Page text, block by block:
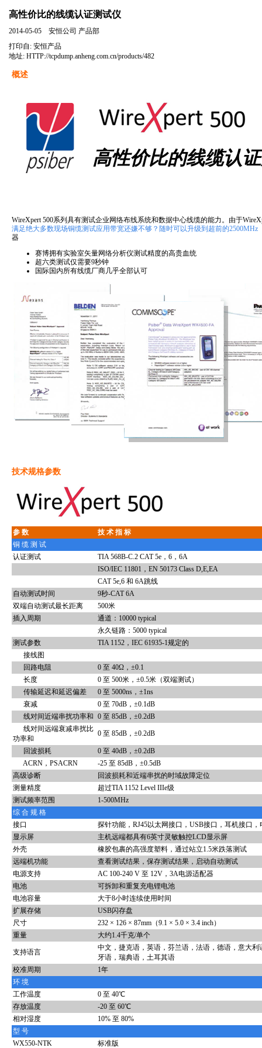
高性价比的线缆认证测试仪
2014-05-05 安恒公司 产品部
打印自: 安恒产品
地址: HTTP://tcpdump.anheng.com.cn/products/482
概述
高性价比的线缆认
WireXpert 500系列具有测试企业网络布线系统和数据中心线缆的能力。由于
满足绝大多数现场铜缆测试应用带宽还嫌不够？随时可以升级到超前的2500MHz
器
赛博拥有实验室矢量网络分析仪测试精度的高贵血统
超六类测试仅需要9秒钟
国际国内所有线缆厂商几乎全部认可
技术规格参数
参 数
技 术 指 标
铜 缆 测 试
认证测试
TIA 568B-C.2 CAT 5e，6，6A
ISO/IEC 11801，EN 50173 Class D,E,EA
CAT 5e,6 和 6A跳线
自动测试时间
9秒-CAT 6A
双端自动测试最长距离
500米
插入周期
通道：10000 typical
永久链路：5000 typical
测试参数
TIA 1152，IEC 61935-1规定的
接线图
回路电阻
0 至 40Ω，±0.1
长度
0 至 500米，±0.5米（双端测试）
传输延迟和延迟偏差
0 至 5000ns，±1ns
衰减
0 至 70dB，±0.1dB
线对间近端串扰功率和 0 至 85dB，±0.2dB
线对间远端衰减串扰比
功率和
0 至 85dB，±0.2dB
回波损耗
0 至 40dB，±0.2dB
ACRN，PSACRN
-25 至 85dB，±0.5dB
高级诊断
回波损耗和近端串扰的时域故障定位
测量精度
超过TIA 1152 Level IIIe级
测试频率范围
1-500MHz
综 合 规 格
接口
探针功能，RJ45以太网接口，USB接口，耳机接口，
显示屏
主机远端都具有6英寸灵敏触控LCD显示屏
外壳
橡胶包裹的高强度塑料，通过站立1.5米跌落测试
远端机功能
查看测试结果，保存测试结果，启动自动测试
电源支持
AC 100-240 V 至 12V，3A电源适配器
电池
可拆卸和重复充电锂电池
电池容量
大于8小时连续使用时间
扩展存储
USB闪存盘
尺寸
232 × 126 × 87mm（9.1 × 5.0 × 3.4 inch）
重量
大约1.4千克/单个
支持语言
中文，捷克语，英语，芬兰语，法语，德语，意大
牙语，瑞典语，土耳其语
校准周期
1年
环 境
工作温度
0 至 40℃
存放温度
-20 至 60℃
相对湿度
10% 至 80%
型 号
WX550-NTK
标准版